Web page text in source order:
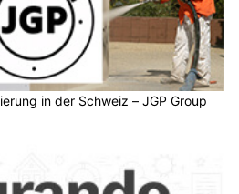
in der Schweiz – JGP Group